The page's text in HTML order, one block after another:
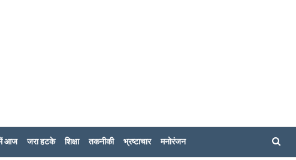
आज जरा हटके शिक्षा तकनीकी भ्रष्टाचार मनोरंजन